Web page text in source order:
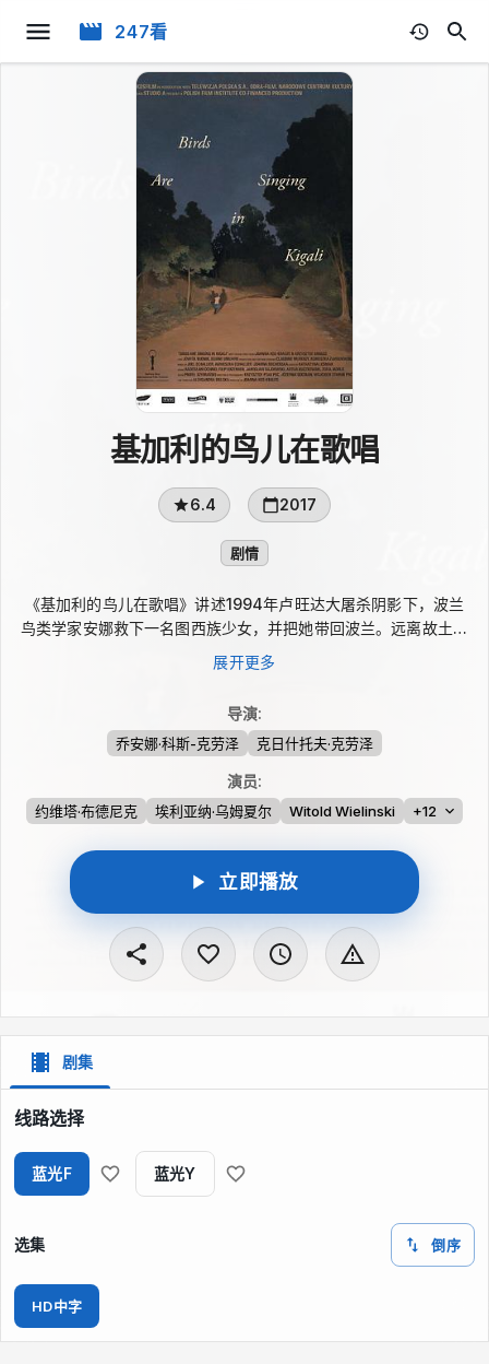
247看
基加利的鸟儿在歌唱
6.4 2017
剧情
《基加利的鸟儿在歌唱》讲述1994年卢旺达大屠杀阴影下，波兰
鸟类学家安娜救下一名图西族少女，并把她带回波兰。远离故土并
没有让幸存者真正平静，创痛、记忆与沉默持续缠绕着两人。为了
直面无法摆脱的过去，她们再次回到非洲，在战争遗痕中寻找曾经
展开更多
导演:
乔安娜·科斯-克劳泽 克日什托夫·克劳泽
演员:
约维塔·布德尼克 埃利亚纳·乌姆夏尔 Witold Wielinski +12
立即播放
剧集
线路选择
蓝光F 蓝光Y
选集 倒序
HD中字